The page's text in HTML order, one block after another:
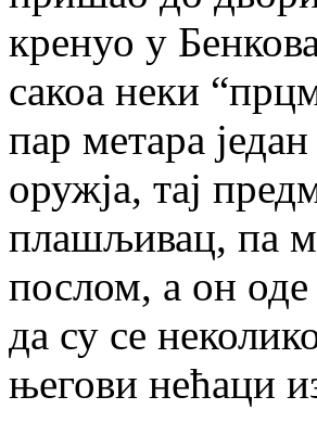
кренуо у
сакоа неки
пар метара
оружја, тај
плашљивац, па
послом, а он
да су се
његови нећаци